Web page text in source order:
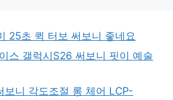
25초 퀵 터보 써보니 좋네요
스 갤럭시S26 써보니 핏이 예술
보니 각도조절 롱 체어 LCP-